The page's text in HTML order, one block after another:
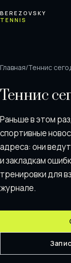
BEREZOVSKY
TENNIS
Главная/Теннис
Теннис
Раньше в этом
спортивные
адреса: они
и закладкам
тренировки для
журнале.